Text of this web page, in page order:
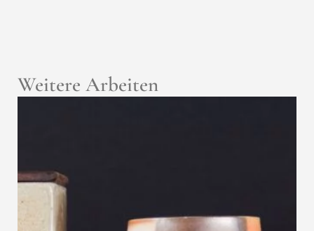
Weitere Arbeiten